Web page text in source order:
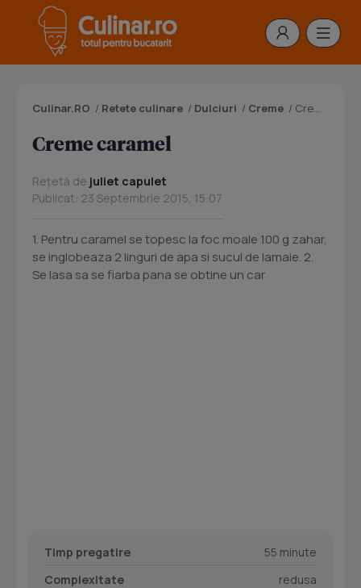
Culinar.RO / Retete culinare / Dulciuri / Creme / Creme caramel
Creme caramel
Rețetă de juliet capulet
Publicat: 23 Septembrie 2015, 15:07
1. Pentru caramel se topesc la foc moale 100 g zahar,
se inglobeaza 2 linguri de apa si sucul de lamaie. 2.
Se lasa sa se fiarba pana se obtine un car
Timp pregatire
55 minute
Complexitate
redusa